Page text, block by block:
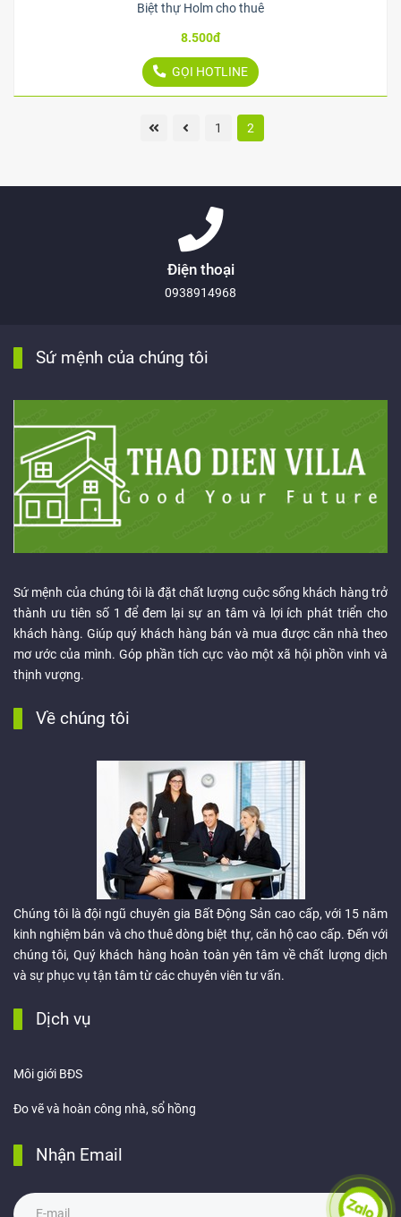
Biệt thự Holm cho thuê
8.500đ
GỌI HOTLINE
1 2
Điện thoại
0938914968
Sứ mệnh của chúng tôi
Sứ mệnh của chúng tôi là đặt chất lượng cuộc sống khách hàng trở
thành ưu tiên số 1 để đem lại sự an tâm và lợi ích phát triển cho
khách hàng. Giúp quý khách hàng bán và mua được căn nhà theo
mơ ước của mình. Góp phần tích cực vào một xã hội phồn vinh và
thịnh vượng.
Về chúng tôi
Chúng tôi là đội ngũ chuyên gia Bất Động Sản cao cấp, với 15 năm
kinh nghiệm bán và cho thuê dòng biệt thự, căn hộ cao cấp. Đến với
chúng tôi, Quý khách hàng hoàn toàn yên tâm về chất lượng dịch
và sự phục vụ tận tâm từ các chuyên viên tư vấn.
Dịch vụ
Môi giới BĐS
Đo vẽ và hoàn công nhà, sổ hồng
Nhận Email